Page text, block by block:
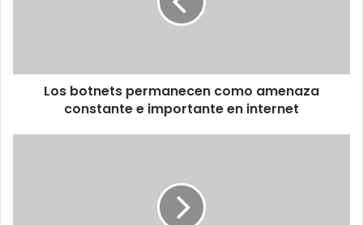
en
internetLos botnets permanecen como amenaza
constante e importante en internet